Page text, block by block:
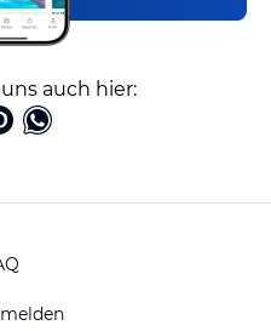
auch hier: